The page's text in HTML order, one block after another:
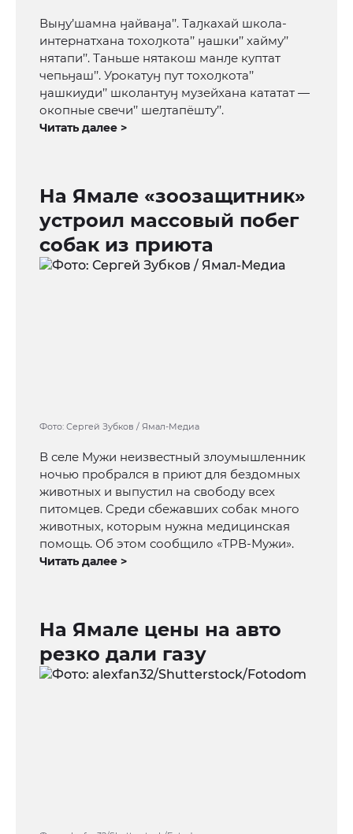
Выӈу’шамна ӈайваӈа’’. Таԓкахай школа-
интернатхана тохоԓкота’’ ӈашки’’ хайму’’
нятапи’’. Таньше нятакош манԓе куптат
чепьӈаш’’. Урокатуӈ пут тохоԓкота’’
ӈашкиуди’’ школантуӈ музейхана кататат —
окопные свечи’’ шеԓтапёшту’’.
Читать далее >
На Ямале «зоозащитник»
устроил массовый побег
собак из приюта
Фото: Сергей Зубков / Ямал-Медиа
В селе Мужи неизвестный злоумышленник
ночью пробрался в приют для бездомных
животных и выпустил на свободу всех
питомцев. Среди сбежавших собак много
животных, которым нужна медицинская
помощь. Об этом сообщило «ТРВ-Мужи».
Читать далее >
На Ямале цены на авто
резко дали газу